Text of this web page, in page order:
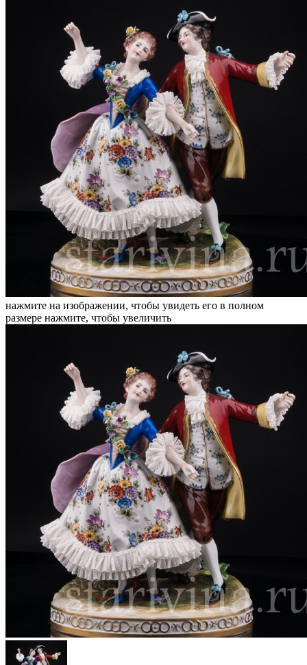
нажмите на изображении, чтобы увидеть его в полном
размере нажмите, чтобы увеличить